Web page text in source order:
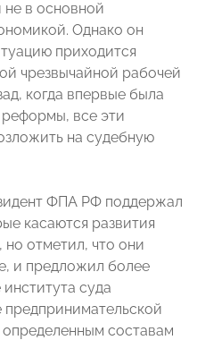
в основной
Однако он
приходится
чрезвычайной рабочей
когда впервые была
все эти
на судебную
ФПА РФ поддержал
касаются развития
но отметил, что они
и предложил более
суда
определенным составам